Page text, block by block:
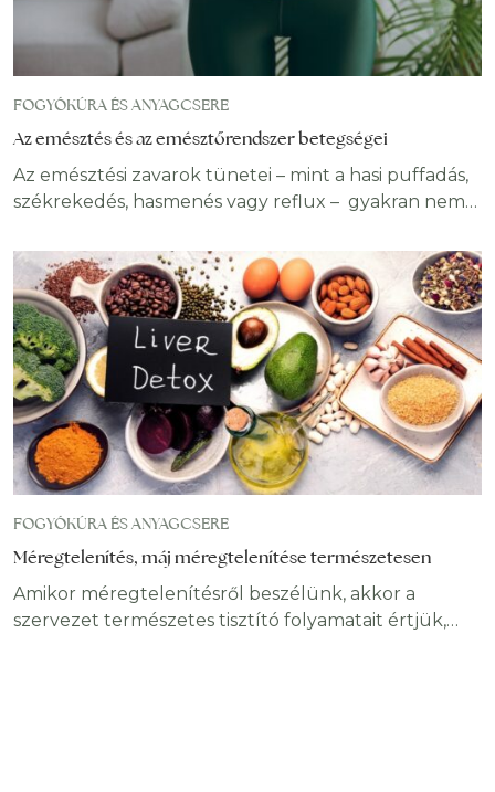
FOGYÓKÚRA ÉS ANYAGCSERE
Az emésztés és az emésztőrendszer betegségei
Az emésztési zavarok tünetei – mint a hasi puffadás,
székrekedés, hasmenés vagy reflux – gyakran nem
működésének egyensúlyzavarára utalnak. A
puffadás okai mögött állhat bélflóra-eltolódás,
elégtelen emésztőenzim-termelés, stressz vagy nem
megfelelő rostbevitel is. A leggyakoribb emésztési
tévhitek félrevezethetnek, és késleltethetik a valódi
okok felismerését. Cikkünkben bemutatjuk az
emésztés folyamatát, az
FOGYÓKÚRA ÉS ANYAGCSERE
Méregtelenítés, máj méregtelenítése természetesen
Amikor méregtelenítésről beszélünk, akkor a
szervezet természetes tisztító folyamatait értjük,